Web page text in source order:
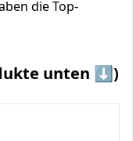
die Top-
unten ⬇️)